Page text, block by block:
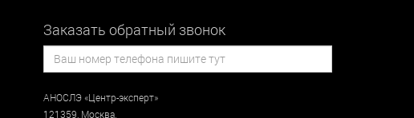
Заказать обратный звонок
АНОСЛЭ «Центр-эксперт»
121359 Москва